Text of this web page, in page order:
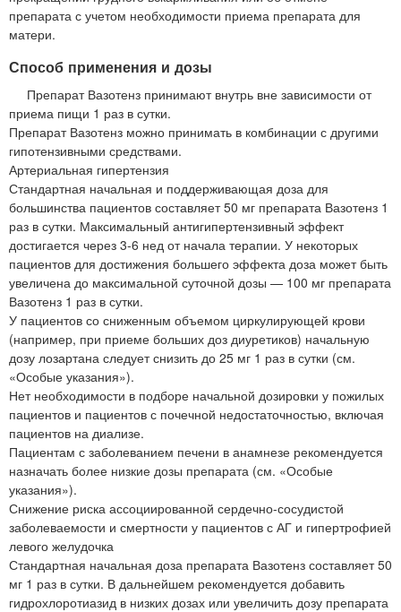
препарата с учетом необходимости приема препарата для
матери.
Способ применения и дозы
Препарат Вазотенз принимают внутрь вне зависимости от
приема пищи 1 раз в сутки.
Препарат Вазотенз можно принимать в комбинации с другими
гипотензивными средствами.
Артериальная гипертензия
Стандартная начальная и поддерживающая доза для
большинства пациентов составляет 50 мг препарата Вазотенз 1
раз в сутки. Максимальный антигипертензивный эффект
достигается через 3-6 нед от начала терапии. У некоторых
пациентов для достижения большего эффекта доза может быть
увеличена до максимальной суточной дозы — 100 мг препарата
Вазотенз 1 раз в сутки.
У пациентов со сниженным объемом циркулирующей крови
(например, при приеме больших доз диуретиков) начальную
дозу лозартана следует снизить до 25 мг 1 раз в сутки (см.
«Особые указания»).
Нет необходимости в подборе начальной дозировки у пожилых
пациентов и пациентов с почечной недостаточностью, включая
пациентов на диализе.
Пациентам с заболеванием печени в анамнезе рекомендуется
назначать более низкие дозы препарата (см. «Особые
указания»).
Снижение риска ассоциированной сердечно-сосудистой
заболеваемости и смертности у пациентов с АГ и гипертрофией
левого желудочка
Стандартная начальная доза препарата Вазотенз составляет 50
мг 1 раз в сутки. В дальнейшем рекомендуется добавить
гидрохлоротиазид в низких дозах или увеличить дозу препарата